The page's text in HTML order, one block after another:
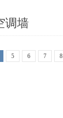
调墙
5 6 7 8